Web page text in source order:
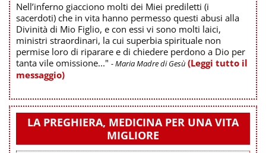
Nell’inferno giacciono molti dei Miei prediletti (i
sacerdoti) che in vita hanno permesso questi abusi alla
Divinità di Mio Figlio, e con essi vi sono molti laici,
ministri straordinari, la cui superbia spirituale non
permise loro di riparare e di chiedere perdono a Dio per
tanta vile omissione..." - Maria Madre di Gesù (Leggi tutto il
messaggio)
LA PREGHIERA, MEDICINA PER UNA VITA
MIGLIORE